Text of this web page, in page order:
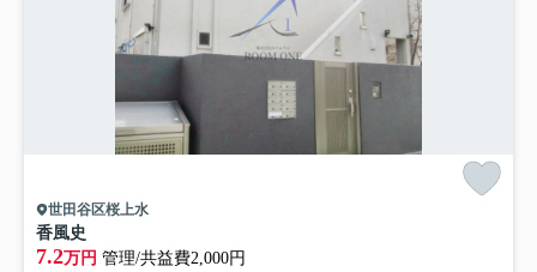
世田谷区桜上水
香風史
7.2万円 管理/共益費2,000円